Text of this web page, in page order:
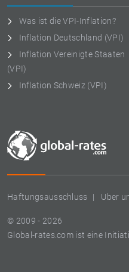
Haftungsausschluss Uber
© 2009 - 2026
Global-rates.com ist eine
Was ist die VPI-Inflation?
Inflation Deutschland (VPI)
Inflation Vereinigte Staaten
(VPI)
Inflation Schweiz (VPI)